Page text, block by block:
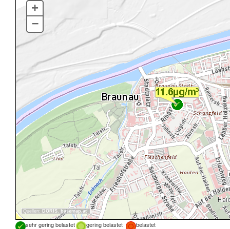
Quellen: DORIS, basemap.at
+
–
sehr gering belastet gering belastet
belastet